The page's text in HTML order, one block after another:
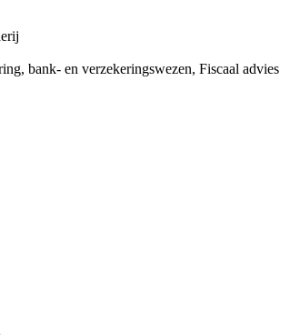
bank- en verzekeringswezen, Fiscaal advies